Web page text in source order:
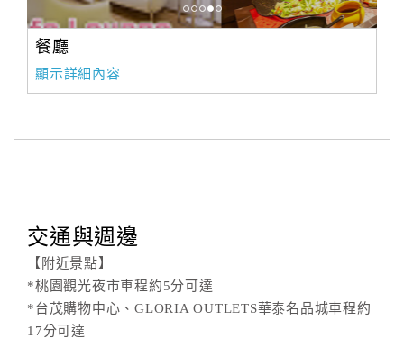
餐廳
顯示詳細內容
交通與週邊
【附近景點】
*桃園觀光夜市車程約5分可達
*台茂購物中心、GLORIA OUTLETS華泰名品城車程約
17分可達